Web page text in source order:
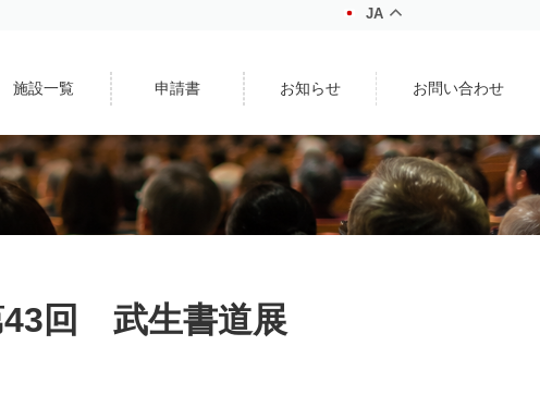
JA
施設一覧 申請書 お知らせ お問い合わせ
43回 武生書道展